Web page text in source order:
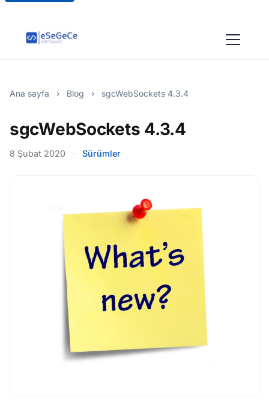
Ana sayfa › Blog › sgcWebSockets 4.3.4
sgcWebSockets 4.3.4
8 Şubat 2020 · Sürümler